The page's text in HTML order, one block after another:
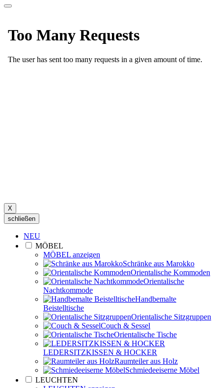
X
schließen
NEU
MÖBEL
MÖBEL anzeigen
Schränke aus Marokko
Orientalische Kommoden
Orientalische
Nachtkommode
Handbemalte
Beistelltische
Orientalische Sitzgruppen
Couch & Sessel
Orientalische Tische
LEDERSITZKISSEN & HOCKER
Raumteiler aus Holz
Schmiedeeiserne Möbel
LEUCHTEN